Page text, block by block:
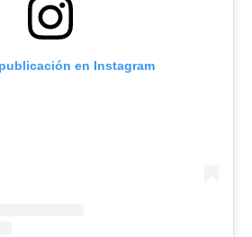
en Instagram